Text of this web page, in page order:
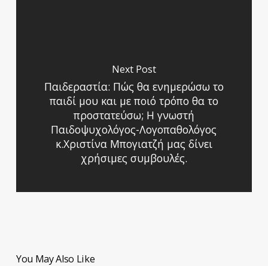
Next Post
Παιδεραστία: Πώς θα ενημερώσω το
παιδί μου και με ποιό τρόπο θα το
προστατεύσω; Η γνωστή
Παιδοψυχολόγος-Λογοπαθολόγος
κ.Χριστίνα Μπογιατζή μας δίνει
χρήσιμες συμβουλές.
You May Also Like